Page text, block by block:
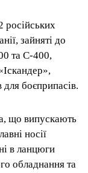
російських
зайняті до
та С-400,
для боєприпасів.
що випускають
носії
в ланцюги
обладнання та